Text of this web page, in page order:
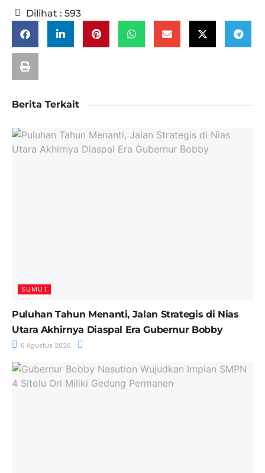
Dilihat : 593
Berita Terkait
SUMUT
Puluhan Tahun Menanti, Jalan Strategis di Nias
Utara Akhirnya Diaspal Era Gubernur Bobby
6 Agustus 2026